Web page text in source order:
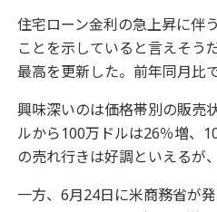
住宅ローン金利の急上昇に伴
ことを示していると言えそう
最高を更新した。前年同月比
興味深いのは価格帯別の販売
ルから100万ドルは26％増、
の売れ行きは好調といえるが
一方、6月24日に米商務省が